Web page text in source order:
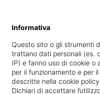
Specializzata
benessere
Vedi le
Informativa
Questo sito o gli strumenti
trattano dati personali (es.
IP) e fanno uso di cookie
per il funzionamento e per
descritte nella cookie policy.
Dichiari di accettare